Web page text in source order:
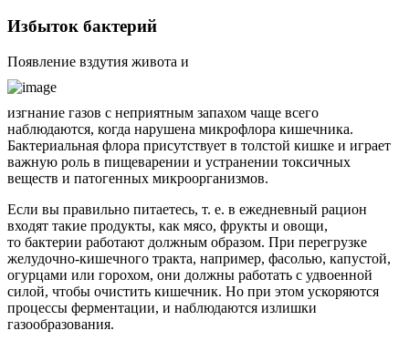
Избыток бактерий
Появление вздутия живота и
изгнание газов с неприятным запахом чаще всего
наблюдаются, когда нарушена микрофлора кишечника.
Бактериальная флора присутствует в толстой кишке и играет
важную роль в пищеварении и устранении токсичных
веществ и патогенных микроорганизмов.
Если вы правильно питаетесь, т. е. в ежедневный рацион
входят такие продукты, как мясо, фрукты и овощи,
то бактерии работают должным образом. При перегрузке
желудочно-кишечного тракта, например, фасолью, капустой,
огурцами или горохом, они должны работать с удвоенной
силой, чтобы очистить кишечник. Но при этом ускоряются
процессы ферментации, и наблюдаются излишки
газообразования.